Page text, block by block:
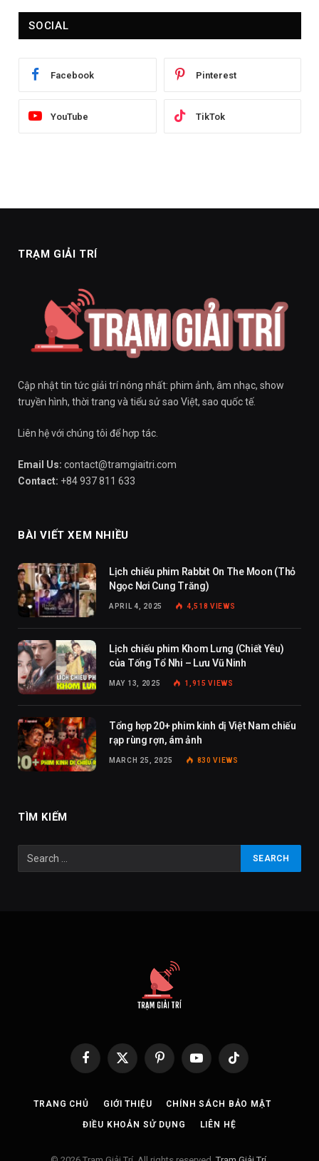
SOCIAL
Facebook Pinterest
YouTube TikTok
TRẠM GIẢI TRÍ
Cập nhật tin tức giải trí nóng nhất: phim ảnh, âm nhạc, show
truyền hình, thời trang và tiểu sử sao Việt, sao quốc tế.
Liên hệ với chúng tôi để hợp tác.
Email Us: contact@tramgiaitri.com
Contact: +84 937 811 633
BÀI VIẾT XEM NHIỀU
Lịch chiếu phim Rabbit On The Moon (Thỏ
Ngọc Nơi Cung Trăng)
APRIL 4, 2025 4,518VIEWS
Lịch chiếu phim Khom Lưng (Chiết Yêu)
của Tống Tổ Nhi – Lưu Vũ Ninh
MAY 13, 2025 1,915VIEWS
Tổng hợp 20+ phim kinh dị Việt Nam chiếu
rạp rùng rợn, ám ảnh
MARCH 25, 2025 830VIEWS
TÌM KIẾM
Facebook
X
PinterestYouTubeTikTok
TRANG CHỦ GIỚI THIỆU CHÍNH SÁCH BẢO MẬT
ĐIỀU KHOẢN SỬ DỤNG LIÊN HỆ